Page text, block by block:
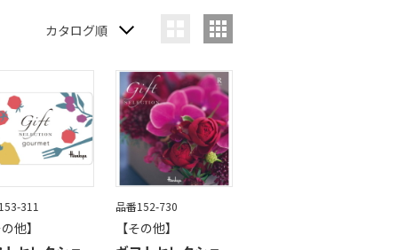
カタログ順
311
他】
品番152-730
【その他】